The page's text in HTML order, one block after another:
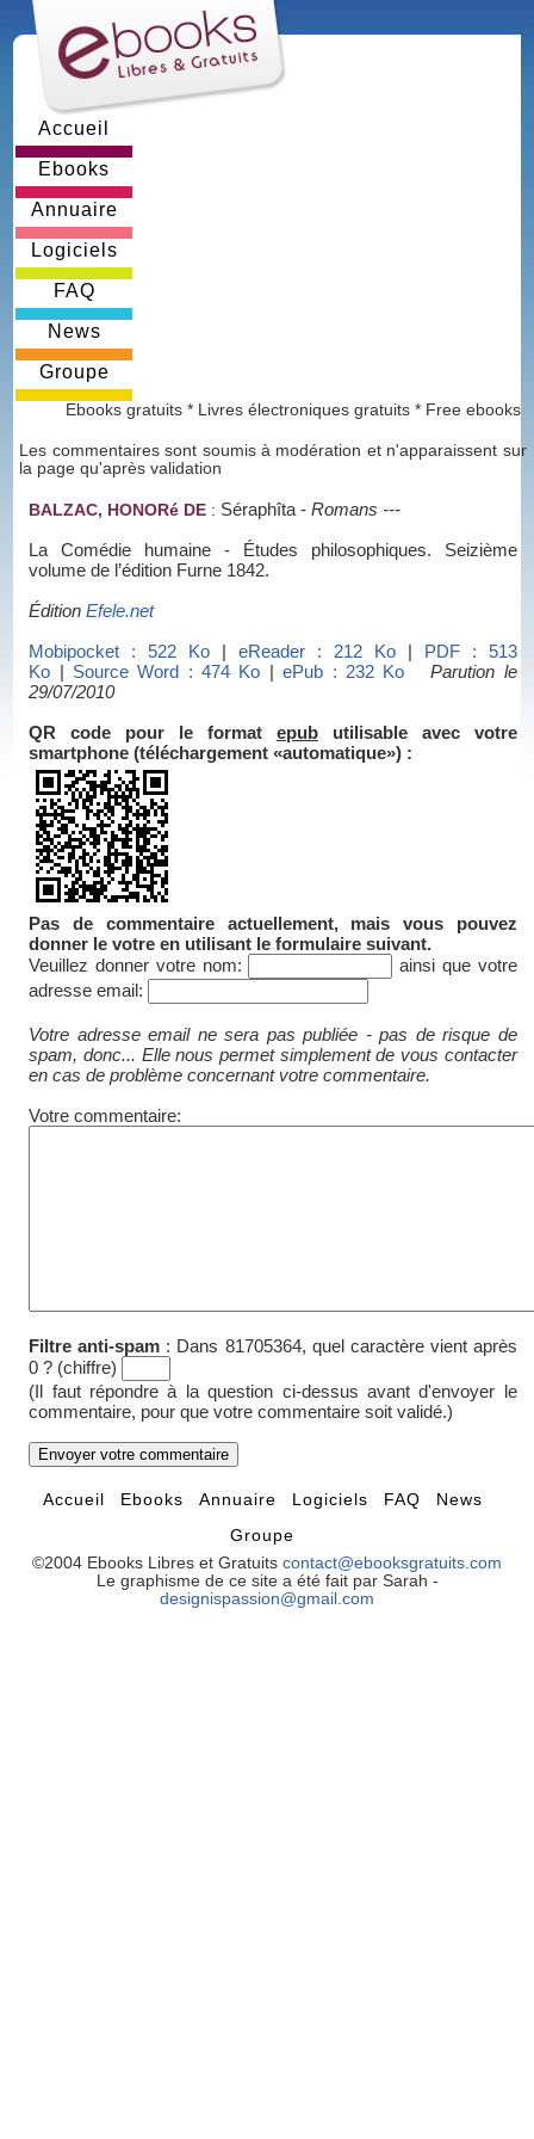
Accueil
Ebooks
Annuaire
Logiciels
FAQ
News
Groupe
Ebooks gratuits * Livres électroniques gratuits * Free ebooks
Les commentaires sont soumis à modération et n'apparaissent sur
la page qu'après validation
BALZAC, HONORé DE : Séraphîta -Romans ---
La Comédie humaine - Études philosophiques. Seizième
volume de l’édition Furne 1842.
ÉditionEfele.net
Mobipocket : 522 Ko |eReader : 212 Ko| PDF : 513
Ko | Source Word : 474 Ko |ePub : 232 Ko
Parution le
29/07/2010
QR code pour le format epubutilisable avec votre
smartphone (téléchargement «automatique») :
Pas de commentaire actuellement, mais vous pouvez
donner le votre en utilisant le formulaire suivant.
Veuillez donner votre nom:
ainsi que votre
adresse email:
Votre adresse email ne sera pas publiée - pas de risque de
spam, donc... Elle nous permet simplement de vous contacter
en cas de problème concernant votre commentaire.
Votre commentaire:
Filtre anti-spam : Dans 81705364, quel caractère vient après
0 ? (chiffre)
(Il faut répondre à la question ci-dessus avant d'envoyer le
commentaire, pour que votre commentaire soit validé.)
Accueil Ebooks Annuaire Logiciels FAQ
News
Groupe
©2004 Ebooks Libres et Gratuits contact@ebooksgratuits.com
Le graphisme de ce site a été fait par Sarah -
designispassion@gmail.com